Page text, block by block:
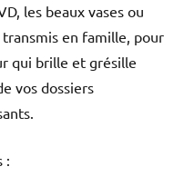
les beaux vases ou
en famille, pour
qui brille et grésille
vos dossiers
: